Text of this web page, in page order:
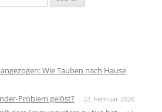
Wie Tauben nach Hause
Problem gelöst? 22. Februar 2026